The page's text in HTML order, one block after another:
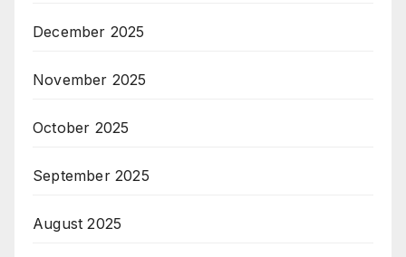
December 2025
November 2025
October 2025
September 2025
August 2025